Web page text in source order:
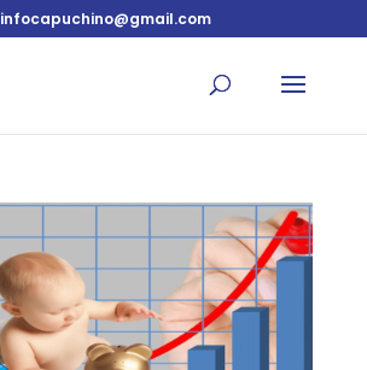
infocapuchino@gmail.com